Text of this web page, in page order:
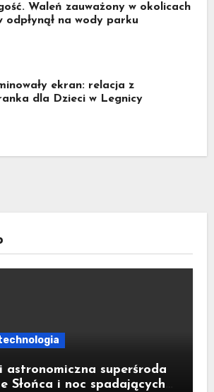
Waleń zauważony w okolicach
odpłynął na wody parku
ekran: relacja z
dla Dzieci w Legnicy
astronomiczna superśroda
Słońca i noc spadających